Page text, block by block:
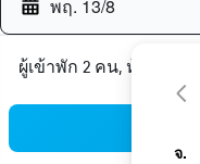
พฤ. 13/8
ผู้เข้าพัก 2 คน, ห้องพัก 1
จ.